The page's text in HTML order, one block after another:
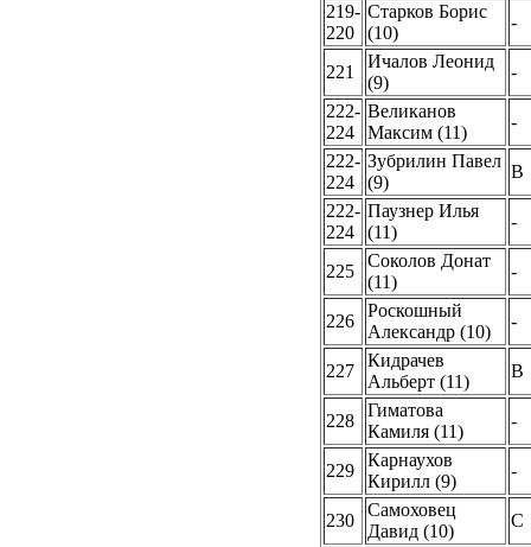
219-
220
Старков Борис
(10)
-
221
Ичалов Леонид
(9)
-
222-
224
Великанов
Максим (11)
-
222-
224
Зубрилин Павел
(9)
B
222-
224
Паузнер Илья
(11)
-
225
Соколов Донат
(11)
-
226
Роскошный
Александр (10)
-
227
Кидрачев
Альберт (11)
B
228
Гиматова
Камиля (11)
-
229
Карнаухов
Кирилл (9)
-
230
Самоховец
Давид (10)
C